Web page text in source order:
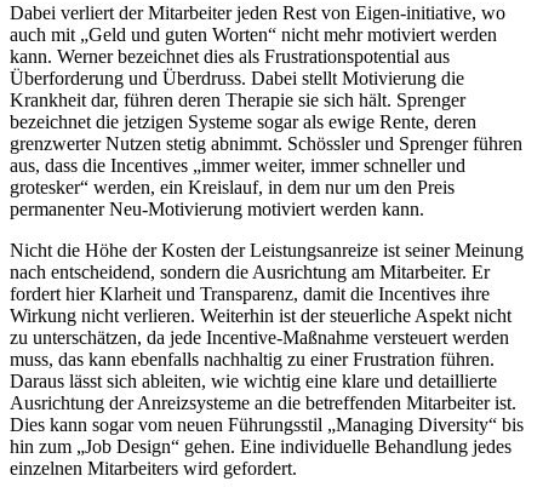
Dabei verliert der Mitarbeiter jeden Rest von Eigen-initiative, wo
auch mit „Geld und guten Worten“ nicht mehr motiviert werden
kann. Werner bezeichnet dies als Frustrationspotential aus
Überforderung und Überdruss. Dabei stellt Motivierung die
Krankheit dar, führen deren Therapie sie sich hält. Sprenger
bezeichnet die jetzigen Systeme sogar als ewige Rente, deren
grenzwerter Nutzen stetig abnimmt. Schössler und Sprenger führen
aus, dass die Incentives „immer weiter, immer schneller und
grotesker“ werden, ein Kreislauf, in dem nur um den Preis
permanenter Neu-Motivierung motiviert werden kann.
Nicht die Höhe der Kosten der Leistungsanreize ist seiner Meinung
nach entscheidend, sondern die Ausrichtung am Mitarbeiter. Er
fordert hier Klarheit und Transparenz, damit die Incentives ihre
Wirkung nicht verlieren. Weiterhin ist der steuerliche Aspekt nicht
zu unterschätzen, da jede Incentive-Maßnahme versteuert werden
muss, das kann ebenfalls nachhaltig zu einer Frustration führen.
Daraus lässt sich ableiten, wie wichtig eine klare und detaillierte
Ausrichtung der Anreizsysteme an die betreffenden Mitarbeiter ist.
Dies kann sogar vom neuen Führungsstil „Managing Diversity“ bis
hin zum „Job Design“ gehen. Eine individuelle Behandlung jedes
einzelnen Mitarbeiters wird gefordert.